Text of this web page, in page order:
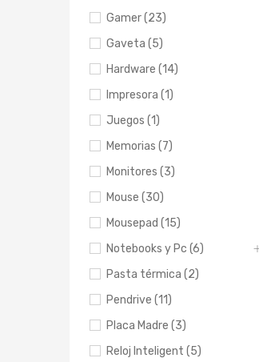
Gamer (23)
Gaveta (5)
Hardware (14)
Impresora (1)
Juegos (1)
Memorias (7)
Monitores (3)
Mouse (30)
Mousepad (15)
Notebooks y Pc (6)
Pasta térmica (2)
Pendrive (11)
Placa Madre (3)
Reloj Inteligent (5)